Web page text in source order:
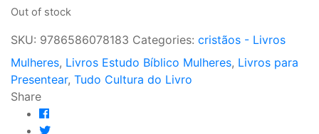
Out of stock
SKU: 9786586078183 Categories: cristãos - Livros
Mulheres, Livros Estudo Bíblico Mulheres, Livros para
Presentear, Tudo Cultura do Livro
Share